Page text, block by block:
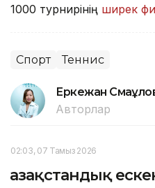
1000 турнирінің ширек
Спорт Теннис
Еркежан
Авторлар
02:03, 07 Тамыз 2026
Қазақстандық